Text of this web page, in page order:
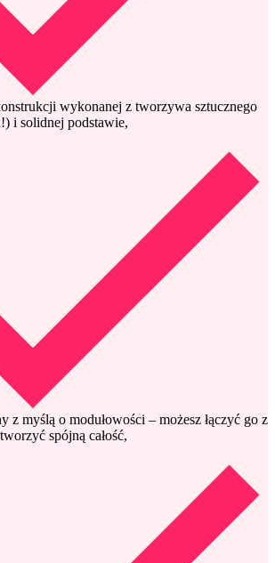
wykonanej z tworzywa sztucznego
i solidnej podstawie,
z myślą o modułowości – możesz łączyć go z
spójną całość,